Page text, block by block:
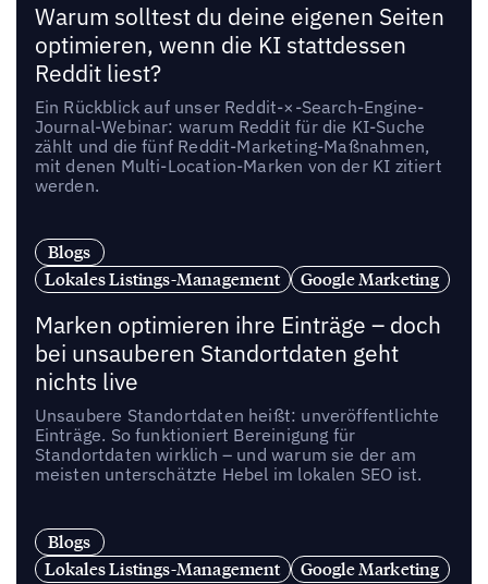
Warum solltest du deine eigenen Seiten
optimieren, wenn die KI stattdessen
Reddit liest?
Ein Rückblick auf unser Reddit-×-Search-Engine-
Journal-Webinar: warum Reddit für die KI-Suche
zählt und die fünf Reddit-Marketing-Maßnahmen,
mit denen Multi-Location-Marken von der KI zitiert
werden.
Blogs
Lokales Listings-Management
Google Marketing
Marken optimieren ihre Einträge – doch
bei unsauberen Standortdaten geht
nichts live
Unsaubere Standortdaten heißt: unveröffentlichte
Einträge. So funktioniert Bereinigung für
Standortdaten wirklich – und warum sie der am
meisten unterschätzte Hebel im lokalen SEO ist.
Blogs
Lokales Listings-Management
Google Marketing